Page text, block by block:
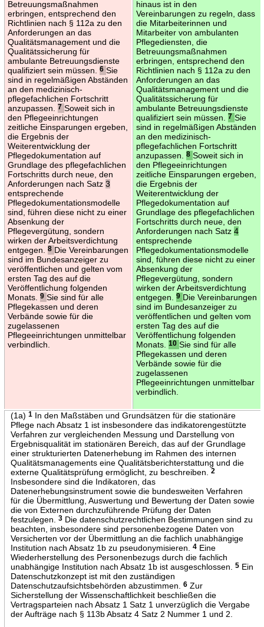
Betreuungsmaßnahmen
erbringen, entsprechend den
Richtlinien nach § 112a zu den
Anforderungen an das
Qualitätsmanagement und die
Qualitätssicherung für
ambulante Betreuungsdienste
qualifiziert sein müssen.
6 Sie
sind in regelmäßigen Abständen
an den medizinisch-
pflegefachlichen Fortschritt
anzupassen.
7 Soweit sich in
den Pflegeeinrichtungen
zeitliche Einsparungen ergeben,
die Ergebnis der
Weiterentwicklung der
Pflegedokumentation auf
Grundlage des pflegefachlichen
Fortschritts durch neue, den
Anforderungen nach Satz 3
entsprechende
Pflegedokumentationsmodelle
sind, führen diese nicht zu einer
Absenkung der
Pflegevergütung, sondern
wirken der Arbeitsverdichtung
entgegen.
8 Die Vereinbarungen
sind im Bundesanzeiger zu
veröffentlichen und gelten vom
ersten Tag des auf die
Veröffentlichung folgenden
Monats.
9 Sie sind für alle
Pflegekassen und deren
Verbände sowie für die
zugelassenen
Pflegeeinrichtungen unmittelbar
verbindlich.
hinaus ist in den
Vereinbarungen zu regeln, dass
die Mitarbeiterinnen und
Mitarbeiter von ambulanten
Pflegediensten, die
Betreuungsmaßnahmen
erbringen, entsprechend den
Richtlinien nach § 112a zu den
Anforderungen an das
Qualitätsmanagement und die
Qualitätssicherung für
ambulante Betreuungsdienste
qualifiziert sein müssen.
7 Sie
sind in regelmäßigen Abständen
an den medizinisch-
pflegefachlichen Fortschritt
anzupassen.
8 Soweit sich in
den Pflegeeinrichtungen
zeitliche Einsparungen ergeben,
die Ergebnis der
Weiterentwicklung der
Pflegedokumentation auf
Grundlage des pflegefachlichen
Fortschritts durch neue, den
Anforderungen nach Satz 4
entsprechende
Pflegedokumentationsmodelle
sind, führen diese nicht zu einer
Absenkung der
Pflegevergütung, sondern
wirken der Arbeitsverdichtung
entgegen.
9 Die Vereinbarungen
sind im Bundesanzeiger zu
veröffentlichen und gelten vom
ersten Tag des auf die
Veröffentlichung folgenden
Monats.
10 Sie sind für alle
Pflegekassen und deren
Verbände sowie für die
zugelassenen
Pflegeeinrichtungen unmittelbar
verbindlich.
(1a) 1In den Maßstäben und Grundsätzen für die stationäre
Pflege nach Absatz 1 ist insbesondere das indikatorengestützte
Verfahren zur vergleichenden Messung und Darstellung von
Ergebnisqualität im stationären Bereich, das auf der Grundlage
einer strukturierten Datenerhebung im Rahmen des internen
Qualitätsmanagements eine Qualitätsberichterstattung und die
externe Qualitätsprüfung ermöglicht, zu beschreiben.
2
Insbesondere sind die Indikatoren, das
Datenerhebungsinstrument sowie die bundesweiten Verfahren
für die Übermittlung, Auswertung und Bewertung der Daten sowie
die von Externen durchzuführende Prüfung der Daten
festzulegen.
3Die datenschutzrechtlichen Bestimmungen sind zu
beachten, insbesondere sind personenbezogene Daten von
Versicherten vor der Übermittlung an die fachlich unabhängige
Institution nach Absatz 1b zu pseudonymisieren.
4Eine
Wiederherstellung des Personenbezugs durch die fachlich
unabhängige Institution nach Absatz 1b ist ausgeschlossen.
5Ein
Datenschutzkonzept ist mit den zuständigen
Datenschutzaufsichtsbehörden abzustimmen.
6Zur
Sicherstellung der Wissenschaftlichkeit beschließen die
Vertragsparteien nach Absatz 1 Satz 1 unverzüglich die Vergabe
der Aufträge nach § 113b Absatz 4 Satz 2 Nummer 1 und 2.